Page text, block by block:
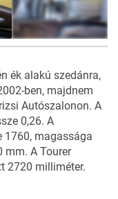
ék alakú szedánra,
ben, majdnem
Autószalonon. A
0,26. A
1760, magassága
A Tourer
2720 milliméter.